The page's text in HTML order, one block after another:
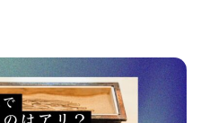
呼ばないのはアリ？意外
が多い！